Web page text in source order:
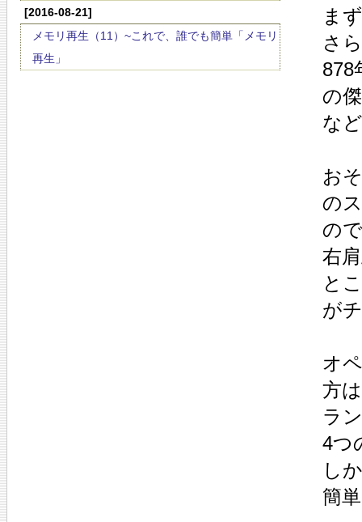
[2016-08-21]
メモリ再生（11）~これで、誰でも簡単「メモリ
再生」
ま
さ
878
の
な
お
の
の
右
と
が
オ
方
ラ
4つ
し
簡